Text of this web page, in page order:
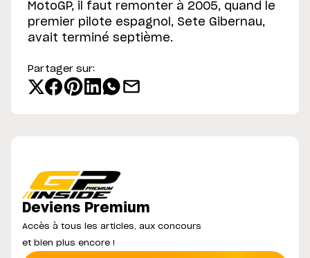
MotoGP, il faut remonter à 2005, quand le
premier pilote espagnol, Sete Gibernau,
avait terminé septième.
Partager sur:
Deviens Premium
Accès à tous les articles, aux concours
et bien plus encore !